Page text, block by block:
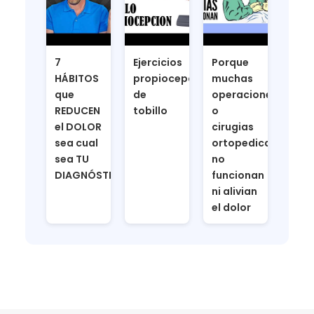
7
HÁBITOS
que
REDUCEN
el DOLOR
sea cual
sea TU
DIAGNÓSTICO
Ejercicios
propiocepcion
de
tobillo
Porque
muchas
operaciones
o
cirugias
ortopedicas
no
funcionan
ni alivian
el dolor